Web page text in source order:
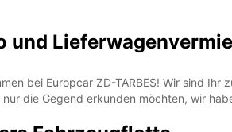
und
bei Europcar ZD-TARBES! Wir sind
die Gegend erkunden möchten, wir